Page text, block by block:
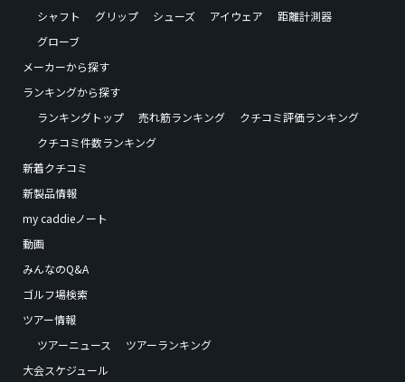
シャフト
グリップ シューズ アイウェア
距離計測器
グローブ
メーカーから探す
ランキングから探す
ランキングトップ
売れ筋ランキング
クチコミ評価ランキング
クチコミ件数ランキング
新着クチコミ
新製品情報
my caddieノート
動画
みんなのQ&A
ゴルフ場検索
ツアー情報
ツアーニュース
ツアーランキング
大会スケジュール